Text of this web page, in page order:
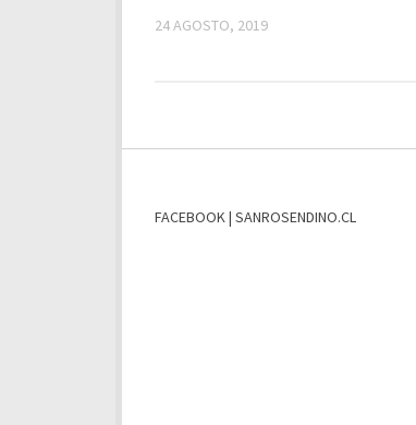
24 AGOSTO, 2019
FACEBOOK | SANROSENDINO.CL